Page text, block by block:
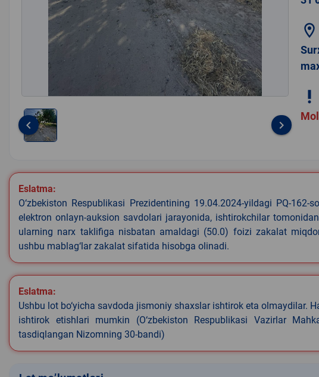
of
1
keyboard_arrow_left keyboard_arrow_right
location_on
priority_high
Eslatma:
O‘zbekiston Respublikasi Prezidentining 19.04.2024-yildagi PQ-
elektron onlayn-auksion savdolari jarayonida, ishtirokchilar
ularning narx taklifiga nisbatan amaldagi (50.0) foizi zakalat
ushbu mablag‘lar zakalat sifatida hisobga olinadi.
Eslatma:
Ushbu lot bo‘yicha savdoda jismoniy shaxslar ishtirok eta olmaydilar.
ishtirok etishlari mumkin (O‘zbekiston Respublikasi Vazirlar
tasdiqlangan Nizomning 30-bandi)